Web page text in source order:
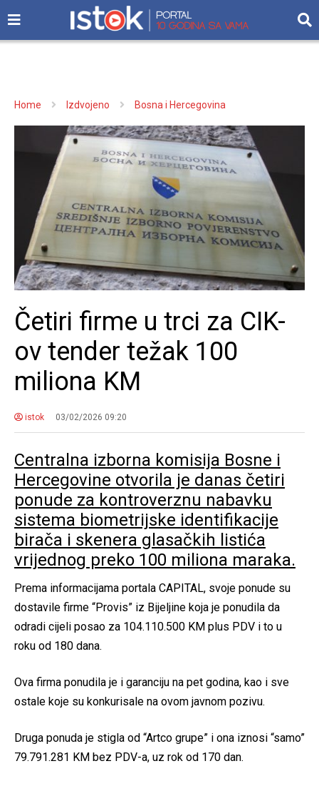
Home Izdvojeno Bosna i Hercegovina
Četiri firme u trci za CIK-
ov tender težak 100
miliona KM
istok 03/02/2026 09:20
Centralna izborna komisija Bosne i
Hercegovine otvorila je danas četiri
ponude za kontroverznu nabavku
sistema biometrijske identifikacije
birača i skenera glasačkih listića
vrijednog preko 100 miliona maraka.
Prema informacijama portala CAPITAL, svoje ponude su
dostavile firme “Provis” iz Bijeljine koja je ponudila da
odradi cijeli posao za 104.110.500 KM plus PDV i to u
roku od 180 dana.
Ova firma ponudila je i garanciju na pet godina, kao i sve
ostale koje su konkurisale na ovom javnom pozivu.
Druga ponuda je stigla od “Artco grupe” i ona iznosi “samo”
79.791.281 KM bez PDV-a, uz rok od 170 dan.